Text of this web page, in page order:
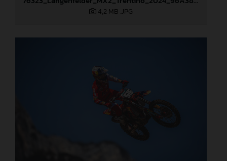
4,2 MB .JPG